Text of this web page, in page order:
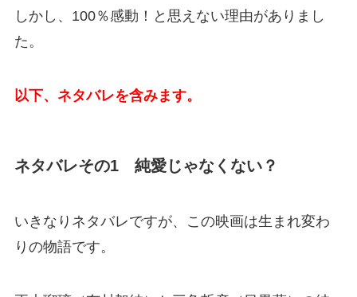
しかし、100％感動！と思えない理由がありまし
た。
以下、ネタバレを含みます。
ネタバレその1 純愛じゃなくない？
いきなりネタバレですが、この映画は生まれ変わ
りの物語です。